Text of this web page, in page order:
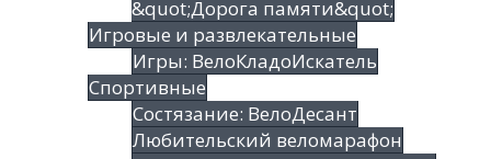
&quot;Дорога памяти&quot;
Игровые и развлекательные
Игры: ВелоКладоИскатель
Спортивные
Состязание: ВелоДесант
Любительский веломарафон